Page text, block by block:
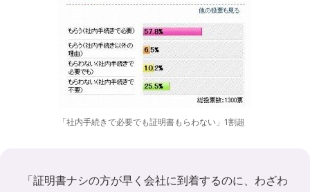
「社内手続きで必要でも証明書もらわない」1割超
「証明書ナシの方が早く会社に到着するのに、わざわ